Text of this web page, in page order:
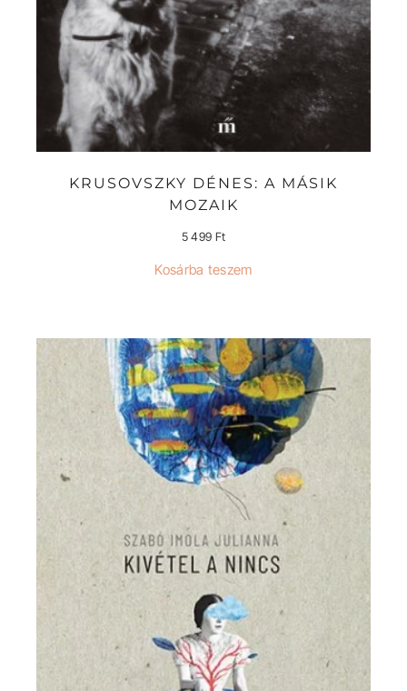
KRUSOVSZKY DÉNES: A MÁSIK
MOZAIK
5 499 Ft
Kosárba teszem